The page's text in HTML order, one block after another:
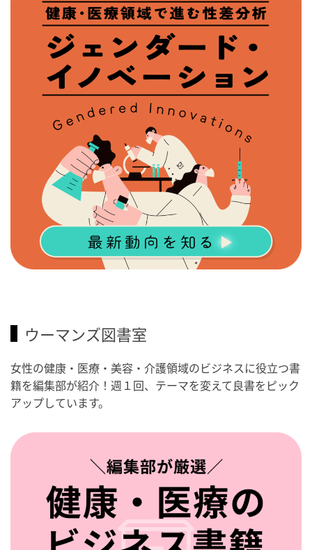
ウーマンズ図書室
女性の健康・医療・美容・介護領域のビジネスに役立つ書
籍を編集部が紹介！週１回、テーマを変えて良書をピック
アップしています。